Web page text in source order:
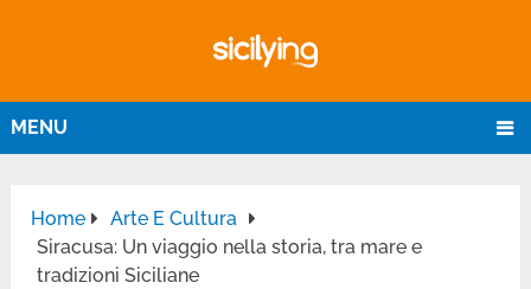
MENU
Home
Arte E Cultura
Siracusa: Un viaggio nella storia, tra mare e
tradizioni Siciliane